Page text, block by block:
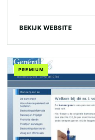
BEKIJK WEBSITE
PREMIUM